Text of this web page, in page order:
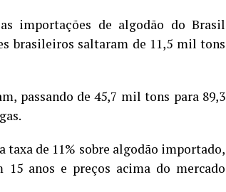
importações de algodão do Brasil
brasileiros saltaram de 11,5 mil tons
passando de 45,7 mil tons para 89,3
de 11% sobre algodão importado,
anos e preços acima do mercado